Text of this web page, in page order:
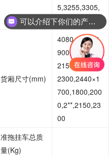
5,3255,3305,
3455
货厢尺寸(mm)
4080,3700×1
900,2000,2**,
2150,2200,
2300,2440×1
700,1800,200
0,2**,2150,23
00
准拖挂车总质
量(Kg)
可以介绍下你们的产品么